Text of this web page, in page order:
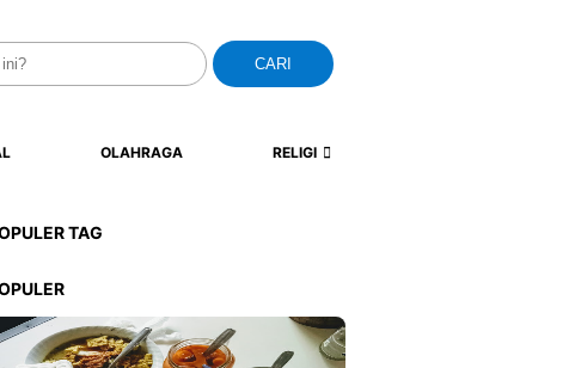
CARI
OLAHRAGA RELIGI
TAG